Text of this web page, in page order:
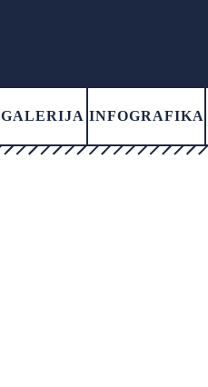
GALERIJA INFOGRAFIKA